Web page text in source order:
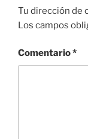
Tu dirección de
Los campos
Comentario*